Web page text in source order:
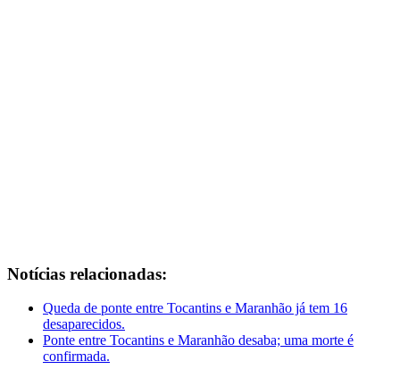
Notícias relacionadas:
Queda de ponte entre Tocantins e Maranhão já tem 16
desaparecidos.
Ponte entre Tocantins e Maranhão desaba; uma morte é
confirmada.